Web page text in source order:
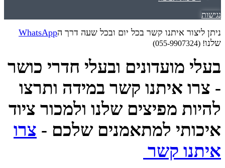
נגישות
ניתן ליצור איתנו קשר בכל יום ובכל שעה דרך הWhatsApp
שלנו! (055-9907324)
בעלי מועדונים ובעלי חדרי כושר
- צרו איתנו קשר במידה ותרצו
להיות מפיצים שלנו ולמכור ציוד
איכותי למתאמנים שלכם - צרו
איתנו קשר